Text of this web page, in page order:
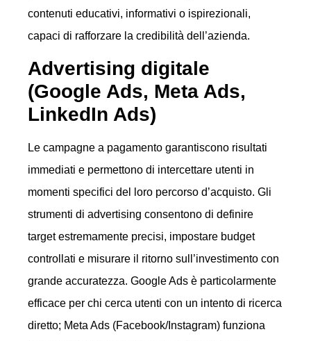
contenuti educativi, informativi o ispirezionali,
capaci di rafforzare la credibilità dell’azienda.
Advertising digitale
(Google Ads, Meta Ads,
LinkedIn Ads)
Le campagne a pagamento garantiscono risultati
immediati e permettono di intercettare utenti in
momenti specifici del loro percorso d’acquisto. Gli
strumenti di advertising consentono di definire
target estremamente precisi, impostare budget
controllati e misurare il ritorno sull’investimento con
grande accuratezza. Google Ads è particolarmente
efficace per chi cerca utenti con un intento di ricerca
diretto; Meta Ads (Facebook/Instagram) funziona